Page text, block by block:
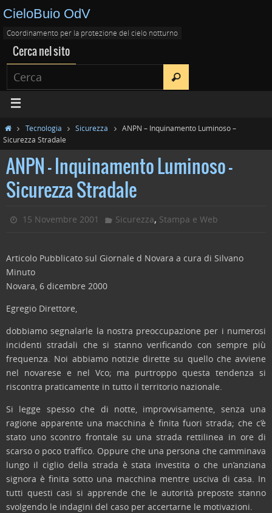
CieloBuio OdV
Coordinamento per la protezione del cielo notturno
Cerca nel sito
Tecnologia Sicurezza
ANPN – Inquinamento Luminoso –
Sicurezza Stradale
ANPN – Inquinamento Luminoso –
Sicurezza Stradale
15 Novembre 2001 Sicurezza, Stampa e Web
Articolo Pubblicato sul Giornale d Novara a cura di Silvano
Minuto
Novara, 6 dicembre 2000
Egregio Direttore,
dobbiamo segnalarle la nostra preoccupazione per i numerosi
incidenti stradali che si stanno verificando con sempre più
frequenza. Noi abbiamo notizie dirette su quello che avviene
nel novarese e nel Vco; ma purtroppo questa tendenza si
riscontra praticamente in tutto il territorio nazionale.
Si legge spesso che di notte, improvvisamente, senza una
ragione apparente una macchina è finita fuori strada; che c’è
stato uno scontro frontale su una strada rettilinea in ore di
scarso o poco traffico. Oppure che una persona che camminava
lungo il ciglio della strada è stata investita o che un’anziana
signora è finita sotto una macchina mentre usciva di casa. In
tutti questi casi si apprende che le autorità preposte stanno
svolgendo le indagini del caso per accertarne le motivazioni.